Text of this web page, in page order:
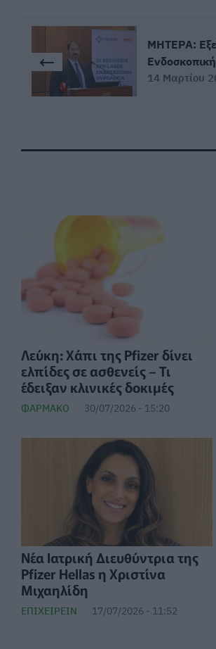
ΜΗΤΕΡΑ:
14 Μαρτίου
Λεύκη: Χάπι της Pfizer δίνει
ελπίδες σε ασθενείς – Τι
έδειξαν κλινικές δοκιμές
ΦΆΡΜΑΚΟ 30/07/2026 - 15:20
Νέα Ιατρική Διευθύντρια της
Pfizer Hellas η Χριστίνα
Μιχαηλίδη
ΕΠΙΧΕΙΡΕΊΝ 17/07/2026 - 11:52